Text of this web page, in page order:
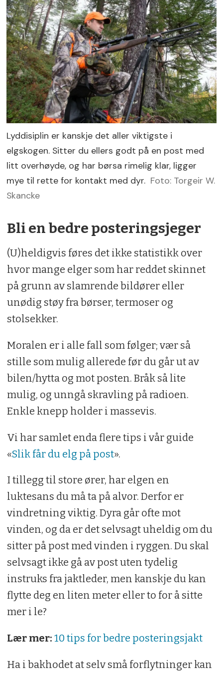
Lyddisiplin er kanskje det aller viktigste i
elgskogen. Sitter du ellers godt på en post med
litt overhøyde, og har børsa rimelig klar, ligger
mye til rette for kontakt med dyr. Foto: Torgeir W.
Skancke
Bli en bedre posteringsjeger
(U)heldigvis føres det ikke statistikk over
hvor mange elger som har reddet skinnet
på grunn av slamrende bildører eller
unødig støy fra børser, termoser og
stolsekker.
Moralen er i alle fall som følger; vær så
stille som mulig allerede før du går ut av
bilen/hytta og mot posten. Bråk så lite
mulig, og unngå skravling på radioen.
Enkle knepp holder i massevis.
Vi har samlet enda flere tips i vår guide
«Slik får du elg på post».
I tillegg til store ører, har elgen en
luktesans du må ta på alvor. Derfor er
vindretning viktig. Dyra går ofte mot
vinden, og da er det selvsagt uheldig om du
sitter på post med vinden i ryggen. Du skal
selvsagt ikke gå av post uten tydelig
instruks fra jaktleder, men kanskje du kan
flytte deg en liten meter eller to for å sitte
mer i le?
Lær mer: 10 tips for bedre posterings­jakt
Ha i bakhodet at selv små forflytninger kan